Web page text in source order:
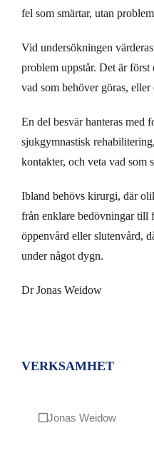
fel som smärtar, utan
Vid undersökningen
problem uppstår. Det är först
vad som behöver göras,
En del besvär hanteras med
sjukgymnastisk
kontakter, och veta vad som
Ibland behövs kirurgi, där
från enklare bedövningar till
öppenvård eller slutenvård,
under något dygn.
Dr Jonas Weidow
VERKSAMHET
Jonas Weidow